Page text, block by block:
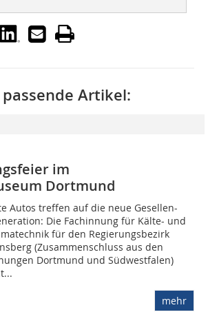
Artikel:
im
Dortmund
Autos treffen auf die neue Gesellen-
Die Fachinnung für Kälte- und
für den Regierungsbezirk
(Zusammenschluss aus den
Dortmund und Südwestfalen)
mehr